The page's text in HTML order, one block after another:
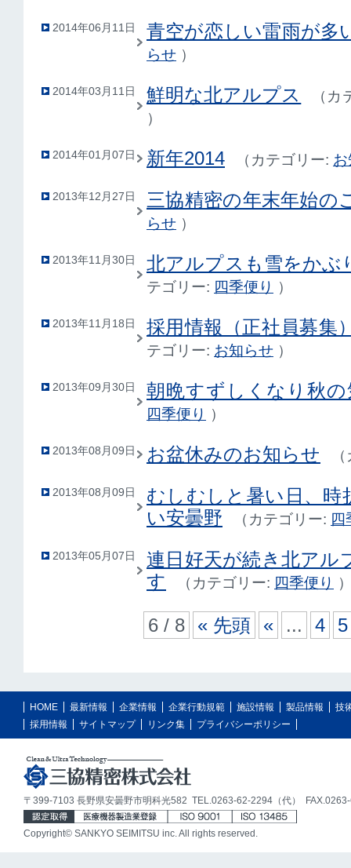
2014年06月11日 青空が恋しい雷雨が多
らせ ）
2014年03月11日 鮮明な北アルプス （ カ
）
2014年01月07日 新年2014 （ カテゴリー:
2013年12月27日 三協精密の年末年始の
らせ ）
2013年11月30日 北アルプスも雪をかぶ
テゴリー: 四季便り ）
2013年11月18日 採用情報（正社員募集
テゴリー: お知らせ ）
2013年09月30日 朝晩すずしくなり秋
四季便り ）
2013年08月09日 お盆休みのお知らせ （
2013年08月09日
むしむしと暑い日、時
い安曇野
（ カテゴリー: 四
2013年05月07日
連日好天が続き北アル
す
（ カテゴリー: 四季便り
6 / 8 « 先頭 « ... 4 5
HOME 最新情報 企業情報 企業行動規範 施設情報 製品情報
技
採用情報
サイトマップ リンク集 プライバシーポリシー
〒399-7103 長野県安曇野市明科光582 TEL.0263-62-2294（代）
Copyright© SANKYO SEIMITSU inc. All rights reserved.